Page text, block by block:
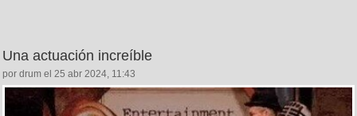
Una actuación increíble
por drum el 25 abr 2024, 11:43